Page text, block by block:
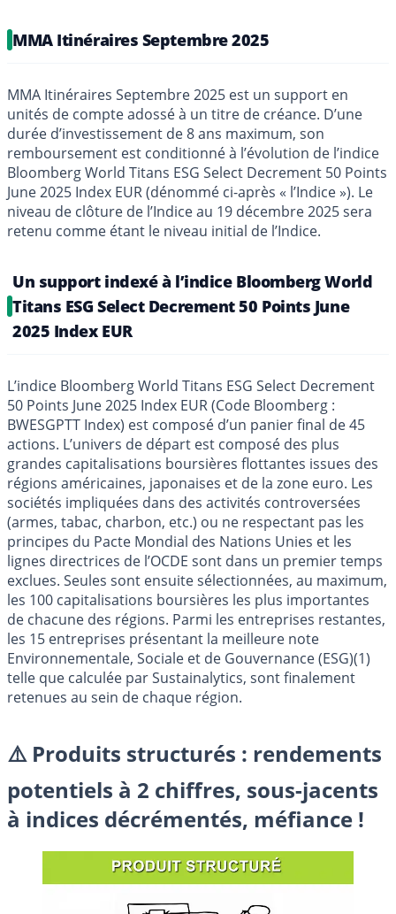
MMA Itinéraires Septembre 2025
MMA Itinéraires Septembre 2025 est un support en
unités de compte adossé à un titre de créance. D’une
durée d’investissement de 8 ans maximum, son
remboursement est conditionné à l’évolution de l’indice
Bloomberg World Titans ESG Select Decrement 50 Points
June 2025 Index EUR (dénommé ci-après « l’Indice »). Le
niveau de clôture de l’Indice au 19 décembre 2025 sera
retenu comme étant le niveau initial de l’Indice.
Un support indexé à l’indice Bloomberg World
Titans ESG Select Decrement 50 Points June
2025 Index EUR
L’indice Bloomberg World Titans ESG Select Decrement
50 Points June 2025 Index EUR (Code Bloomberg :
BWESGPTT Index) est composé d’un panier final de 45
actions. L’univers de départ est composé des plus
grandes capitalisations boursières flottantes issues des
régions américaines, japonaises et de la zone euro. Les
sociétés impliquées dans des activités controversées
(armes, tabac, charbon, etc.) ou ne respectant pas les
principes du Pacte Mondial des Nations Unies et les
lignes directrices de l’OCDE sont dans un premier temps
exclues. Seules sont ensuite sélectionnées, au maximum,
les 100 capitalisations boursières les plus importantes
de chacune des régions. Parmi les entreprises restantes,
les 15 entreprises présentant la meilleure note
Environnementale, Sociale et de Gouvernance (ESG)(1)
telle que calculée par Sustainalytics, sont finalement
retenues au sein de chaque région.
⚠️ Produits structurés : rendements
potentiels à 2 chiffres, sous-jacents
à indices décrémentés, méfiance !